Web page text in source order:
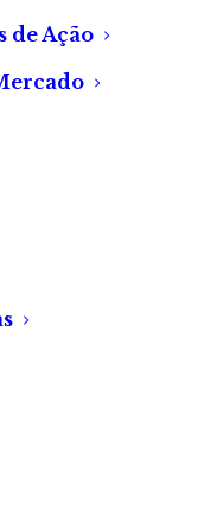
de Ação
de encarnado.